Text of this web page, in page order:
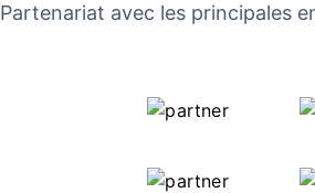
Partenariat avec les principales